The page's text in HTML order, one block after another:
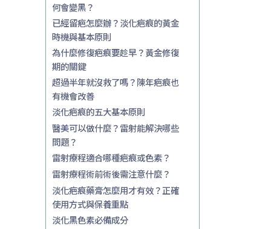
何會變黑？
已經留疤怎麼辦？淡化疤痕的黃金
時機與基本原則
為什麼修復疤痕要趁早？黃金修復
期的關鍵
超過半年就沒救了嗎？陳年疤痕也
有機會改善
淡化疤痕的五大基本原則
醫美可以做什麼？雷射能解決哪些
問題？
雷射療程適合哪種疤痕或色素？
雷射療程術前術後需注意什麼？
淡化疤痕藥膏怎麼用才有效？正確
使用方式與保養重點
淡化黑色素必備成分